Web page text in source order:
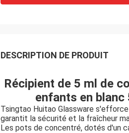
DESCRIPTION DE PRODUIT
Récipient de 5 ml de
enfants en
Tsingtao Huitao Glassware
garantit la sécurité et la fraîcheur
Les pots de concentré, dotés d'un